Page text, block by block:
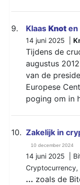
9. Klaas Knot en
14 juni 2025 |
Tijdens de
augustus
van de
Europese
poging om in
10. Zakelijk in
10 december 2024
14 juni 2025 |
Cryptocurrency,
... zoals de